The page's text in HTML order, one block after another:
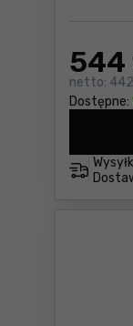
544
netto:
Dostępne: